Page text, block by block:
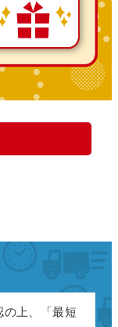
の上、「最短